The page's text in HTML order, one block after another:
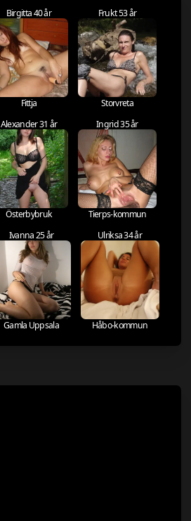
Birgitta 40 år
Fittja
Frukt 53 år
Storvreta
Alexander 31 år
Österbybruk
Ingrid 35 år
Tierps-kommun
Ivanna 25 år
Gamla Uppsala
Ulriksa 34 år
Håbo-kommun